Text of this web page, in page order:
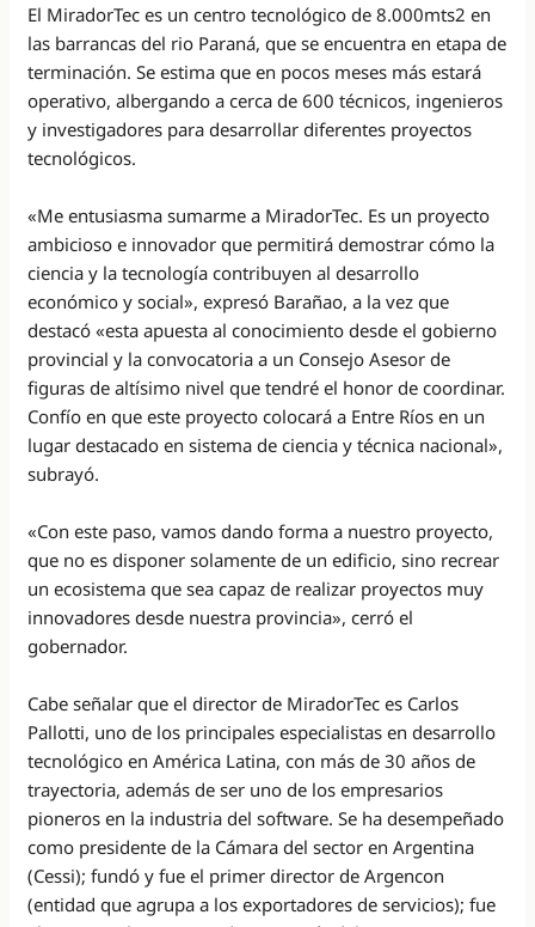
El MiradorTec es un centro tecnológico de 8.000mts2 en
las barrancas del rio Paraná, que se encuentra en etapa de
terminación. Se estima que en pocos meses más estará
operativo, albergando a cerca de 600 técnicos, ingenieros
y investigadores para desarrollar diferentes proyectos
tecnológicos.
«Me entusiasma sumarme a MiradorTec. Es un proyecto
ambicioso e innovador que permitirá demostrar cómo la
ciencia y la tecnología contribuyen al desarrollo
económico y social», expresó Barañao, a la vez que
destacó «esta apuesta al conocimiento desde el gobierno
provincial y la convocatoria a un Consejo Asesor de
figuras de altísimo nivel que tendré el honor de coordinar.
Confío en que este proyecto colocará a Entre Ríos en un
lugar destacado en sistema de ciencia y técnica nacional»,
subrayó.
«Con este paso, vamos dando forma a nuestro proyecto,
que no es disponer solamente de un edificio, sino recrear
un ecosistema que sea capaz de realizar proyectos muy
innovadores desde nuestra provincia», cerró el
gobernador.
Cabe señalar que el director de MiradorTec es Carlos
Pallotti, uno de los principales especialistas en desarrollo
tecnológico en América Latina, con más de 30 años de
trayectoria, además de ser uno de los empresarios
pioneros en la industria del software. Se ha desempeñado
como presidente de la Cámara del sector en Argentina
(Cessi); fundó y fue el primer director de Argencon
(entidad que agrupa a los exportadores de servicios); fue